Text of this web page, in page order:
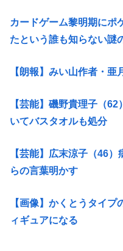
カードゲーム黎明期にポ
たという誰も知らない謎
【朗報】みい山作者・
【芸能】磯野貴理子（
いてバスタオルも処分
【芸能】広末涼子（46
らの言葉明かす
【画像】かくとうタイ
ィギュアになる